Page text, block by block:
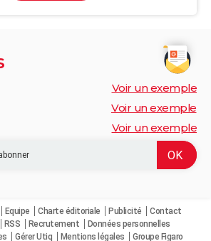
Voir un exemple
Voir un exemple
Voir un exemple
Equipe Charte éditoriale Publicité
Contact
RSS Recrutement
Données personnelles
Gérer Utiq Mentions légales Groupe Figaro